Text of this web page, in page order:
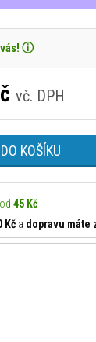
vás! ⓘ
vč. DPH
DO KOŠÍKU
45 Kč
Kča dopravu máte